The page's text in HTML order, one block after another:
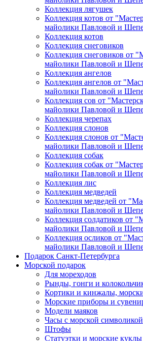
Коллекция лягушек
Коллекция котов от
майолики Павловой и
Коллекция котов
Коллекция снеговиков
Коллекция снеговиков от
майолики Павловой и
Коллекция ангелов
Коллекция ангелов от
майолики Павловой и
Коллекция сов от
майолики Павловой и
Коллекция черепах
Коллекция слонов
Коллекция слонов от
майолики Павловой и
Коллекция собак
Коллекция собак от
майолики Павловой и
Коллекция лис
Коллекция медведей
Коллекция медведей от
майолики Павловой и
Коллекция солдатиков от
майолики Павловой и
Коллекция осликов от
майолики Павловой и
Подарок Санкт-Петербурга
Морской подарок
Для мореходов
Рынды, гонги и
Кортики и кинжалы,
Морские приборы и
Модели маяков
Часы с морской символикой
Штофы
Статуэтки и морские куклы